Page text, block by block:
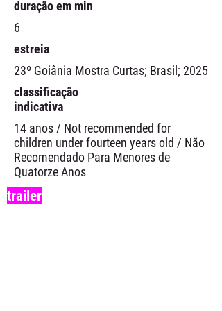
duração em min
6
estreia
23º Goiânia Mostra Curtas; Brasil; 2025
classificação
indicativa
14 anos / Not recommended for
children under fourteen years old / Não
Recomendado Para Menores de
Quatorze Anos
trailer